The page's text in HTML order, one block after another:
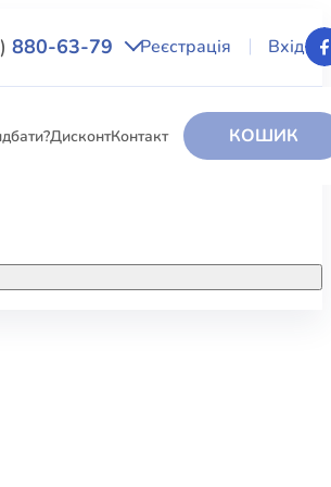
880-63-79 Реєстрація Вхід
ДисконтКонтакт КОШИК